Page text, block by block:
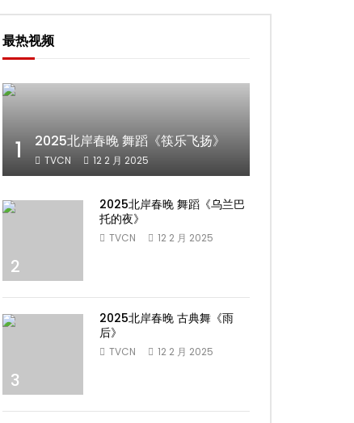
最热视频
1 2025北岸春晚 舞蹈《筷乐飞扬》
TVCN 12 2 月 2025
2
2025北岸春晚 舞蹈《乌兰巴
托的夜》
TVCN 12 2 月 2025
3
2025北岸春晚 古典舞《雨
后》
TVCN 12 2 月 2025